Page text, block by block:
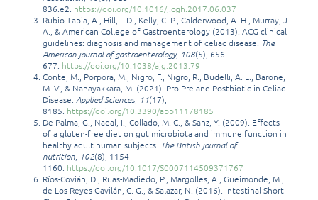
836.e2. https://doi.org/10.1016/j.cgh.2017.06.037
Rubio-Tapia, A., Hill, I. D., Kelly, C. P., Calderwood, A. H., Murray, J.
A., & American College of Gastroenterology (2013). ACG clinical
guidelines: diagnosis and management of celiac disease. The
American journal of gastroenterology, 108(5), 656–
677. https://doi.org/10.1038/ajg.2013.79
Conte, M., Porpora, M., Nigro, F., Nigro, R., Budelli, A. L., Barone,
M. V., & Nanayakkara, M. (2021). Pro-Pre and Postbiotic in Celiac
Disease. Applied Sciences, 11(17),
8185. https://doi.org/10.3390/app11178185
De Palma, G., Nadal, I., Collado, M. C., & Sanz, Y. (2009). Effects
of a gluten-free diet on gut microbiota and immune function in
healthy adult human subjects. The British journal of
nutrition 102(8), 1154–
1160. https://doi.org/10.1017/S0007114509371767
Ríos-Covián, D., Ruas-Madiedo, P., Margolles, A., Gueimonde, M.,
de Los Reyes-Gavilán, C. G., & Salazar, N. (2016). Intestinal Short